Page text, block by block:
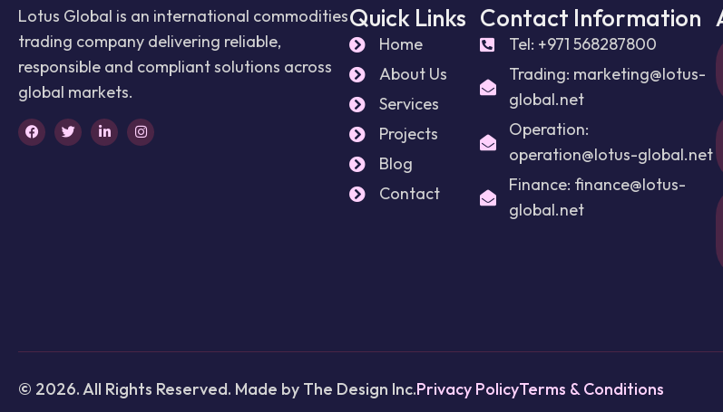
Lotus Global is an international commodities
trading company delivering reliable,
responsible and compliant solutions across
global markets.
Quick Links
Home
About Us
Services
Projects
Blog
Contact
Contact Information
Tel: +971 568287800
Trading: marketing@lotus-
global.net
Operation:
operation@lotus-global.net
Finance: finance@lotus-
global.net
© 2026. All Rights Reserved. Made by The Design Inc.Privacy PolicyTerms & Conditions